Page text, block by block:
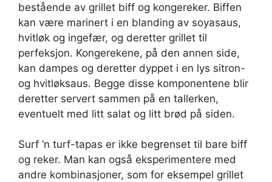
bestående av grillet biff og kongereker. Biffen
kan være marinert i en blanding av soyasaus,
hvitløk og ingefær, og deretter grillet til
perfeksjon. Kongerekene, på den annen side,
kan dampes og deretter dyppet i en lys sitron-
og hvitløksaus. Begge disse komponentene blir
deretter servert sammen på en tallerken,
eventuelt med litt salat og litt brød på siden.
Surf ‘n turf-tapas er ikke begrenset til bare biff
og reker. Man kan også eksperimentere med
andre kombinasjoner, som for eksempel grillet